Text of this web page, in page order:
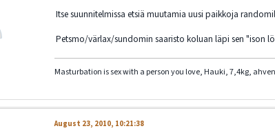
Itse suunnitelmissa etsiä muutamia uusi paikkoja
Petsmo/värlax/sundomin saaristo koluan läpi sen "ison
Masturbation is sex with a person you love, Hauki, 7,4kg,
August 23, 2010, 10:21:38